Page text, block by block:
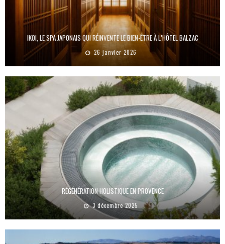
IKOI, LE SPA JAPONAIS QUI RÉINVENTE LE BIEN-ÊTRE À L’HÔTEL BALZAC
26 janvier 2026
RÉGÉNÉRATION HOLISTIQUE EN PROVENCE
3 décembre 2025